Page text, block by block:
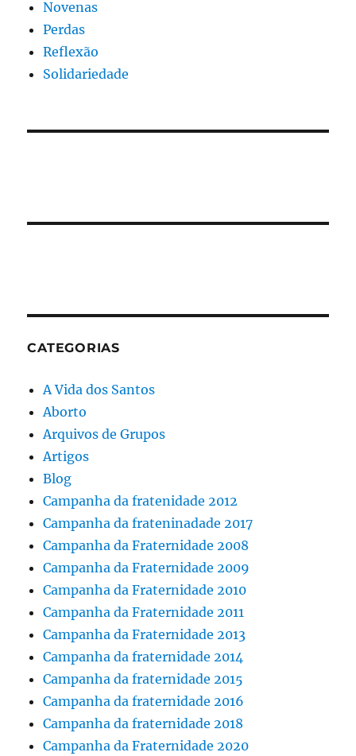
Novenas
Perdas
Reflexão
Solidariedade
CATEGORIAS
A Vida dos Santos
Aborto
Arquivos de Grupos
Artigos
Blog
Campanha da fratenidade 2012
Campanha da frateninadade 2017
Campanha da Fraternidade 2008
Campanha da Fraternidade 2009
Campanha da Fraternidade 2010
Campanha da Fraternidade 2011
Campanha da Fraternidade 2013
Campanha da fraternidade 2014
Campanha da fraternidade 2015
Campanha da fraternidade 2016
Campanha da fraternidade 2018
Campanha da Fraternidade 2020